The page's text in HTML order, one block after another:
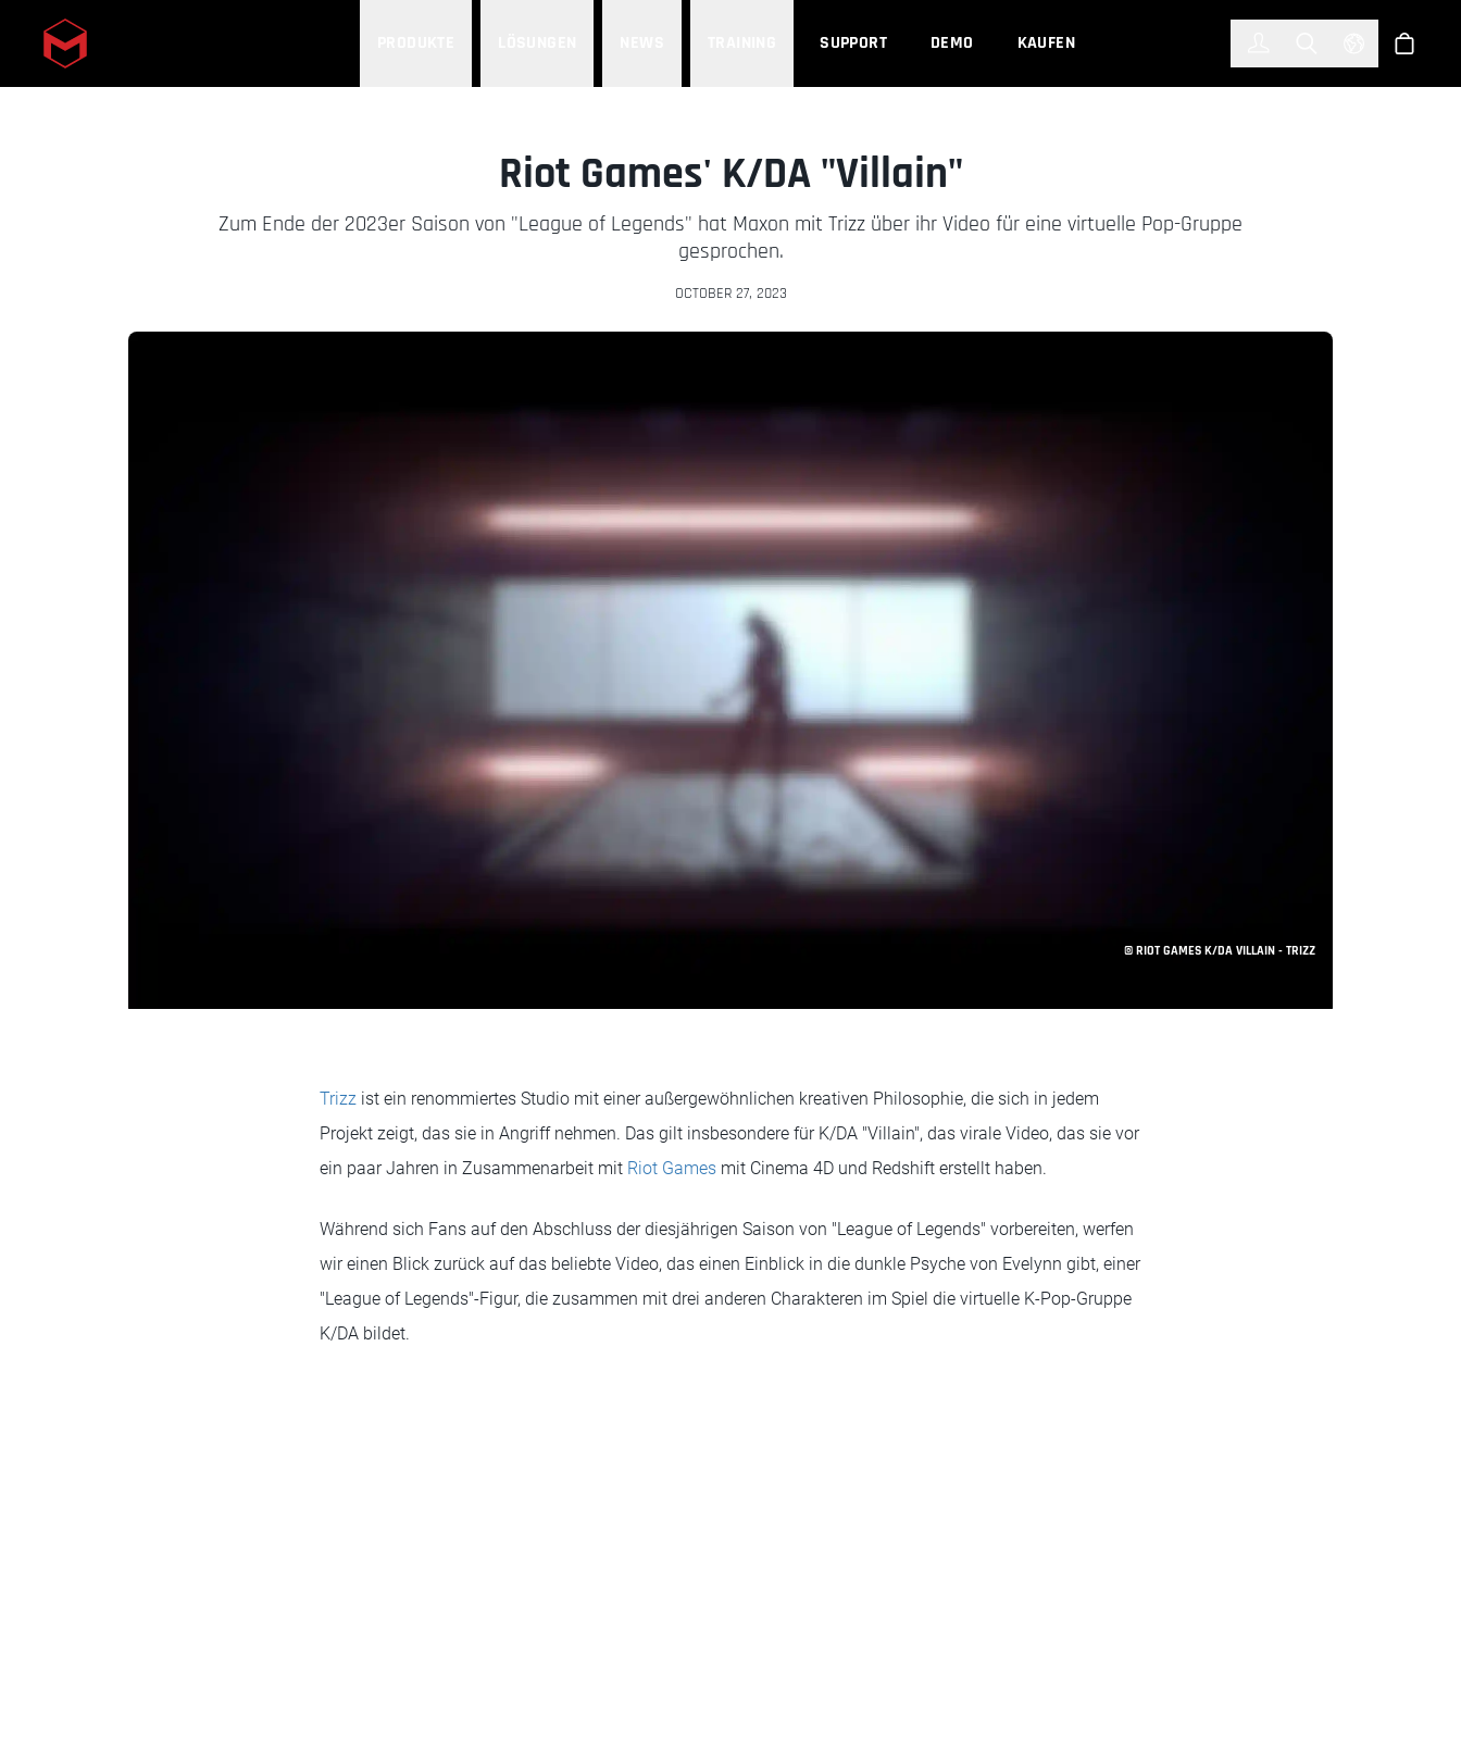
Skip to main content SUPPORT DEMO KAUFEN Select Shop
© RIOT GAMES K/DA VILLAIN - TRIZZ
Riot Games' K/DA "Villain"
Zum Ende der 2023er Saison von "League of Legends" hat Maxon mit Trizz über ihr Video für eine virtuelle Pop-Gruppe
gesprochen.
OCTOBER 27, 2023
Trizz ist ein renommiertes Studio mit einer außergewöhnlichen kreativen Philosophie, die sich in jedem
Projekt zeigt, das sie in Angriff nehmen. Das gilt insbesondere für K/DA "Villain", das virale Video, das sie vor
ein paar Jahren in Zusammenarbeit mit Riot Games mit Cinema 4D und Redshift erstellt haben.
Während sich Fans auf den Abschluss der diesjährigen Saison von "League of Legends" vorbereiten, werfen
wir einen Blick zurück auf das beliebte Video, das einen Einblick in die dunkle Psyche von Evelynn gibt, einer
"League of Legends"-Figur, die zusammen mit drei anderen Charakteren im Spiel die virtuelle K-Pop-Gruppe
K/DA bildet.